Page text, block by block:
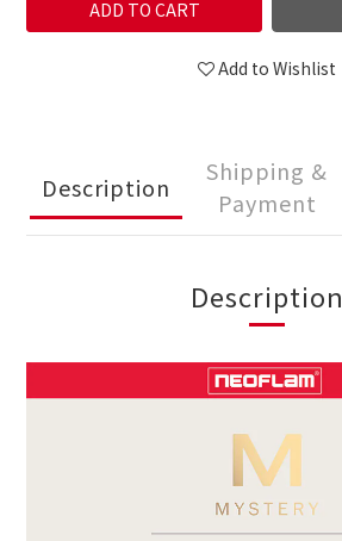
ADD TO CART
Add to Wishlist
Description
Shipping &
Payment
Description